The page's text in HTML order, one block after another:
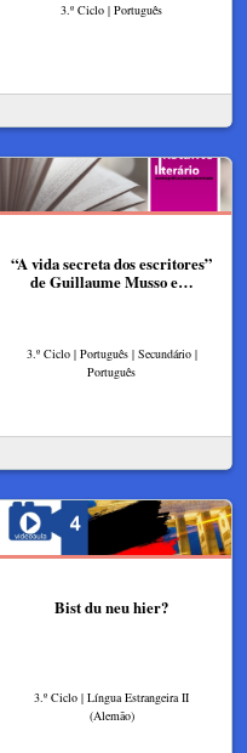
3.º Ciclo | Português
“A vida secreta dos escritores”
de Guillaume Musso e…
3.º Ciclo | Português | Secundário |
Português
Bist du neu hier?
3.º Ciclo | Língua Estrangeira II
(Alemão)